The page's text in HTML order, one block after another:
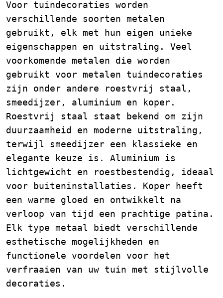
Voor tuindecoraties worden
verschillende soorten metalen
gebruikt, elk met hun eigen unieke
eigenschappen en uitstraling. Veel
voorkomende metalen die worden
gebruikt voor metalen tuindecoraties
zijn onder andere roestvrij staal,
smeedijzer, aluminium en koper.
Roestvrij staal staat bekend om zijn
duurzaamheid en moderne uitstraling,
terwijl smeedijzer een klassieke en
elegante keuze is. Aluminium is
lichtgewicht en roestbestendig, ideaal
voor buiteninstallaties. Koper heeft
een warme gloed en ontwikkelt na
verloop van tijd een prachtige patina.
Elk type metaal biedt verschillende
esthetische mogelijkheden en
functionele voordelen voor het
verfraaien van uw tuin met stijlvolle
decoraties.